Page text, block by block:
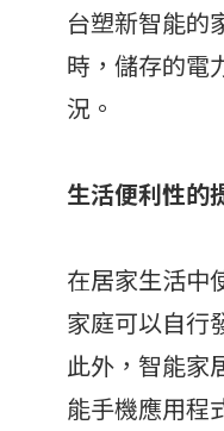
台塑新智能的
時，儲存的電
況。
生活便利性的
在居家生活中
家庭可以自行
此外，智能家
能手機應用程